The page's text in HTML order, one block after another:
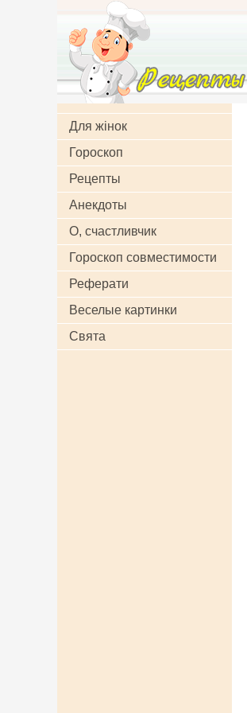
Для жінок
Гороскоп
Рецепты
Анекдоты
О, счастливчик
Гороскоп совместимости
Реферати
Веселые картинки
Свята